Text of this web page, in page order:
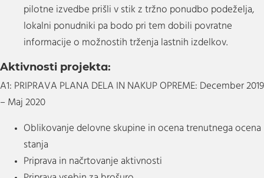
pilotne izvedbe prišli v stik z tržno ponudbo podeželja,
lokalni ponudniki pa bodo pri tem dobili povratne
informacije o možnostih trženja lastnih izdelkov.
Aktivnosti projekta:
A1: PRIPRAVA PLANA DELA IN NAKUP OPREME: December 2019
– Maj 2020
Oblikovanje delovne skupine in ocena trenutnega ocena
stanja
Priprava in načrtovanje aktivnosti